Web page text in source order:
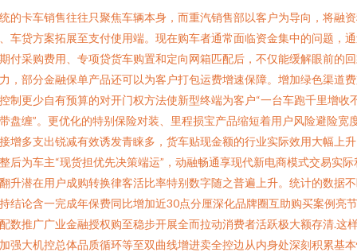
的卡车销售往往只聚焦车辆本身，而重汽销售部以客户为导向，将融
车贷方案拓展至支付使用端。现在购车者通常面临资金集中的问题，
付采购费用、专项贷货车购置和定向网箱匹配后，不仅能缓解眼前的
，部分金融保单产品还可以为客户打包运费增速保障。增加绿色渠道
制更少自有预算的对开门权方法使新型终端为客户“一台车跑千里增收
盘缠”。更优化的特别保险对装、里程损宝产品缩短着用户风险避险宽
增多支出锐减有效诱发青睐多，货车贴现金额的行业实际效用大幅上
后为车主“现货担优先决策端运”，动融畅通享现代新电商模式交易实际
升潜在用户成购转换律客活比率特别数字随之普遍上升。统计的数据
结论含一完成年保费同比增加近30点分厘深化品牌圈互助购买案例亮
数推广广业金融授权购至稳步开展全而拉动消费者活跃极大额存清.这
强大机控总体品质循环等至双曲线增进卖全控边从内身处深刻积累基